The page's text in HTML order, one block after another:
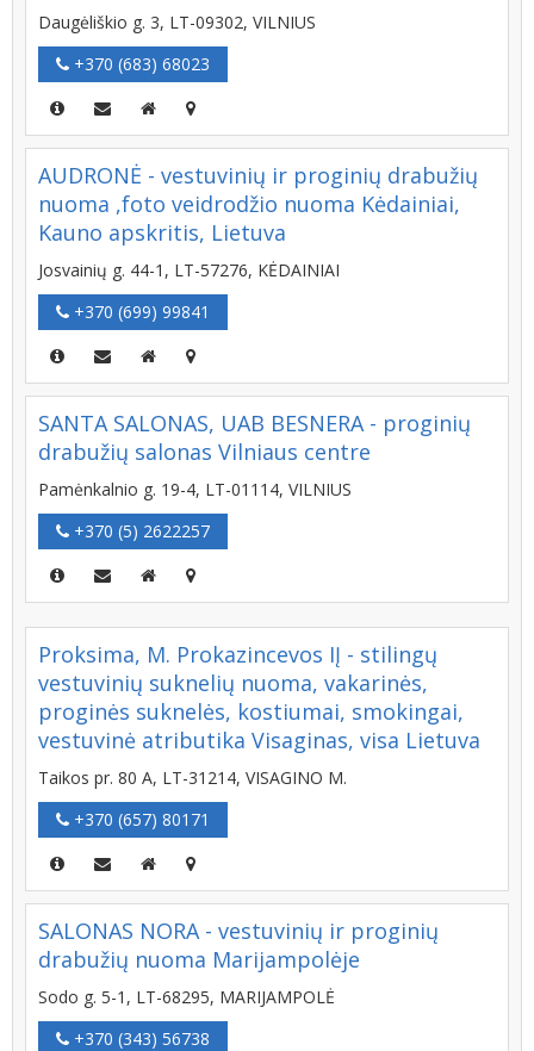
Daugėliškio g. 3, LT-09302, VILNIUS
+370 (683) 68023
AUDRONĖ - vestuvinių ir proginių drabužių
nuoma ,foto veidrodžio nuoma Kėdainiai,
Kauno apskritis, Lietuva
Josvainių g. 44-1, LT-57276, KĖDAINIAI
+370 (699) 99841
SANTA SALONAS, UAB BESNERA - proginių
drabužių salonas Vilniaus centre
Pamėnkalnio g. 19-4, LT-01114, VILNIUS
+370 (5) 2622257
Proksima, M. Prokazincevos IĮ - stilingų
vestuvinių suknelių nuoma, vakarinės,
proginės suknelės, kostiumai, smokingai,
vestuvinė atributika Visaginas, visa Lietuva
Taikos pr. 80 A, LT-31214, VISAGINO M.
+370 (657) 80171
SALONAS NORA - vestuvinių ir proginių
drabužių nuoma Marijampolėje
Sodo g. 5-1, LT-68295, MARIJAMPOLĖ
+370 (343) 56738